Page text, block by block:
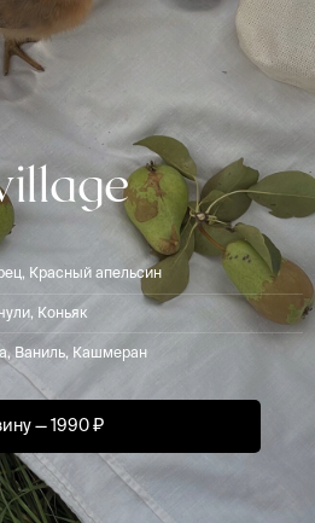
Красный апельсин
Коньяк
Ваниль, Кашмеран
— 1990 ₽